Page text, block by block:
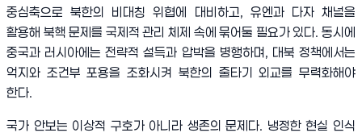
중심축으로 북한의 비대칭 위협에 대비하고, 유엔과 다자 채널을
활용해 북핵 문제를 국제적 관리 체제 속에 묶어둘 필요가 있다.동시에
중국과 러시아에는 전략적 설득과 압박을 병행하며 , 대북 정책에서는
억지와 조건부 포용을 조화시켜 북한의 줄타기 외교를 무력화해야
한다.
국가 안보는 이상적 구호가 아니라 생존의 문제다. 냉정한 현실 인식